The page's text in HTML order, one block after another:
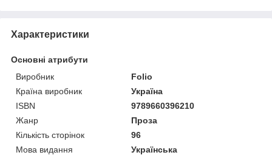
Характеристики
Основні атрибути
Виробник
Folio
Країна виробник
Україна
ISBN
9789660396210
Жанр
Проза
Кількість сторінок
96
Мова видання
Українська